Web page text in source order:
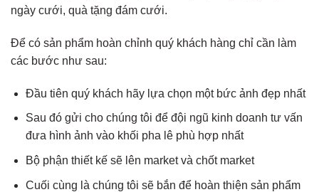
ngày cưới, quà tặng đám cưới.
Để có sản phẩm hoàn chỉnh quý khách hàng chỉ cần làm
các bước như sau:
Đầu tiên quý khách hãy lựa chọn một bức ảnh đẹp nhất
Sau đó gửi cho chúng tôi để đội ngũ kinh doanh tư vấn
đưa hình ảnh vào khối pha lê phù hợp nhất
Bộ phận thiết kế sẽ lên market và chốt market
Cuối cùng là chúng tôi sẽ bắn để hoàn thiện sản phẩm